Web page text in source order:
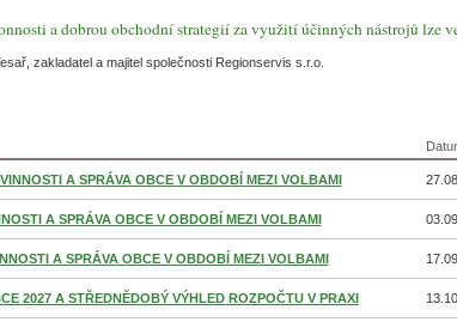
a dobrou obchodní strategií za využití účinných nástrojů lze
zakladatel a majitel společnosti Regionservis s.r.o.
A SPRÁVA OBCE V OBDOBÍ MEZI VOLBAMI
A SPRÁVA OBCE V OBDOBÍ MEZI VOLBAMI
A SPRÁVA OBCE V OBDOBÍ MEZI VOLBAMI
2027 A STŘEDNĚDOBÝ VÝHLED ROZPOČTU V PRAXI